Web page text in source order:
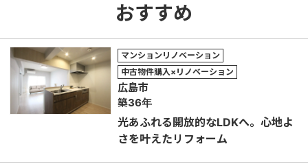
おすすめ
マンションリノベーション
中古物件購入×リノベーション
広島市
築36年
光あふれる開放的なLDKへ。心地よ
さを叶えたリフォーム